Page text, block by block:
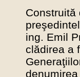
Construită
ing. Emil
clădirea a